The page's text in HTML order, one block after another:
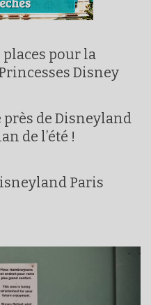
pour la
Disney
près de Disneyland
de l’été !
Paris